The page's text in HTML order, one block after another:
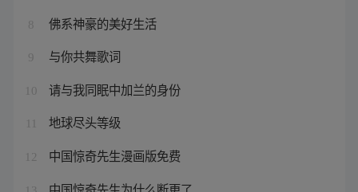
8 佛系神豪的美好生活
9 与你共舞歌词
10 请与我同眠中加兰的身份
地球尽头等级
12 中国惊奇先生漫画版免费